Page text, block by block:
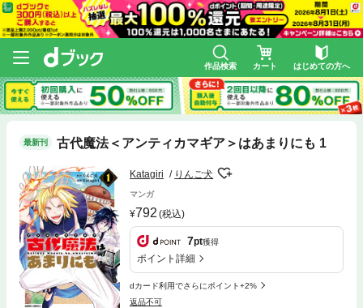
作品検索 カート はじめての方へ
最新刊 古代魔法＜アンティカマギア＞はあまりにも 1
Katagiri りんご犬
マンガ
792 (税込)
7pt獲得
ポイント詳細
dカード利用でさらにポイント+2%
返品不可